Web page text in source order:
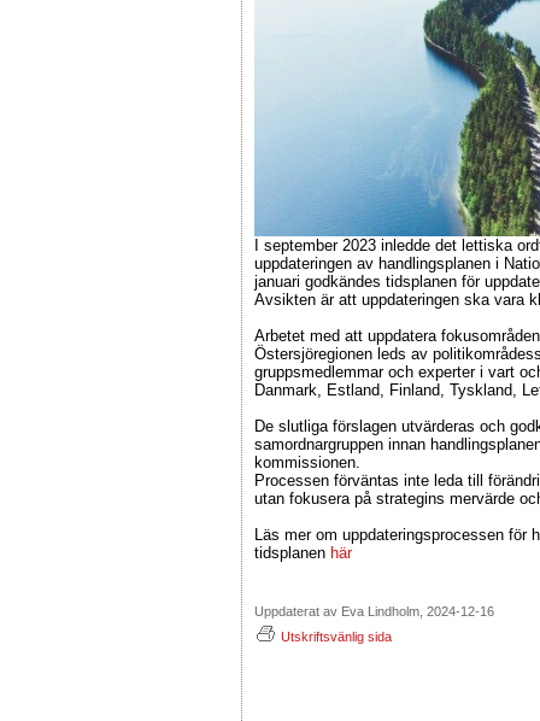
I september 2023 inledde det lettiska
uppdateringen av handlingsplanen i
januari godkändes tidsplanen för
Avsikten är att uppdateringen ska vara
Arbetet med att uppdatera
Östersjöregionen leds av
gruppsmedlemmar och experter i vart
Danmark, Estland, Finland, Tyskland,
De slutliga förslagen utvärderas och
samordnargruppen innan
kommissionen.
Processen förväntas inte leda till
utan fokusera på strategins mervärde
Läs mer om uppdateringsprocessen för
tidsplanen här
Uppdaterat av Eva Lindholm, 2024-12-16
Utskriftsvänlig sida